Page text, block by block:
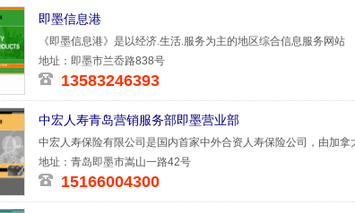
即墨信息港
《即墨信息港》是以经济.生活.服务为主的地区综合信息服务网站
地址：即墨市兰岙路838号
13583246393
中宏人寿青岛营销服务部即墨营业部
中宏人寿保险有限公司是国内首家中外合资人寿保险公司，由加
际）有限公
地址：青岛即墨市嵩山一路42号
15166004300